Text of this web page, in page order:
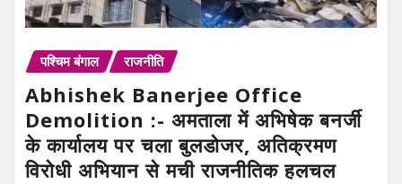
पश्चिम बंगाल राजनीति
Abhishek Banerjee Office
Demolition :- अमताला में अभिषेक बनर्जी
के कार्यालय पर चला बुलडोजर, अतिक्रमण
विरोधी अभियान से मची राजनीतिक हलचल